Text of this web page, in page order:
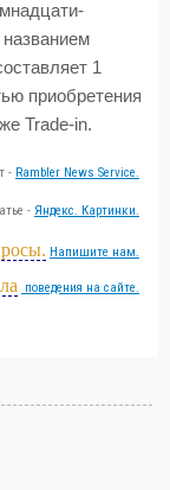
1
приобретения
Trade-in.
- Rambler News Service.
- Яндекс. Картинки.
Напишите нам.
поведения на сайте.